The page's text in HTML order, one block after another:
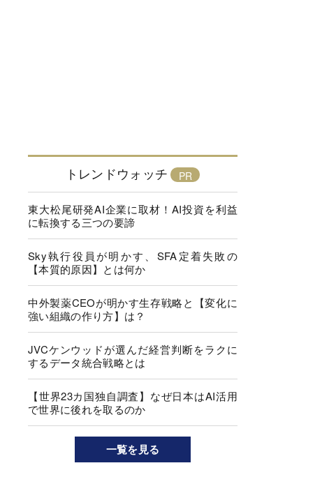
トレンドウォッチ
東大松尾研発AI企業に取材！AI投資を利益
に転換する三つの要諦
Sky執行役員が明かす、SFA定着失敗の
【本質的原因】とは何か
中外製薬CEOが明かす生存戦略と【変化に
強い組織の作り方】は？
JVCケンウッドが選んだ経営判断をラクに
するデータ統合戦略とは
【世界23カ国独自調査】なぜ日本はAI活用
で世界に後れを取るのか
一覧を見る